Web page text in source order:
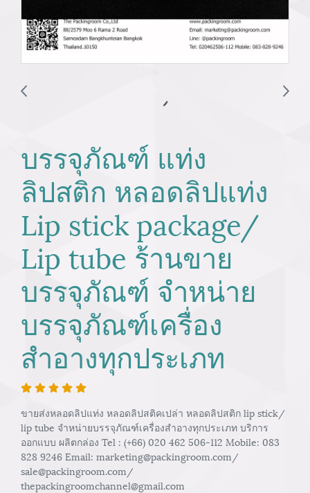
บรรจุภัณฑ์ แท่ง
ลิปสติก หลอดลิปแท่ง
Lip stick package/
Lip tube ร้านขาย
บรรจุภัณฑ์ จำหน่าย
บรรจุภัณฑ์เครื่อง
สำอางทุกประเภท
ขายส่งหลอดลิปแท่ง หลอดลิปสติคเปล่า หลอดลิปสติก lip stick/
lip tube จำหน่ายบรรจุภัณฑ์เครื่องสำอางทุกประเภท บริการ
ออกแบบ ผลิตกล่อง Tel : (+66) 020 462 506-112 Mobile: 083
828 9246 Email: marketing@packingroom.com/
sale@packingroom.com/
thepackingroomchannel@gmail.com